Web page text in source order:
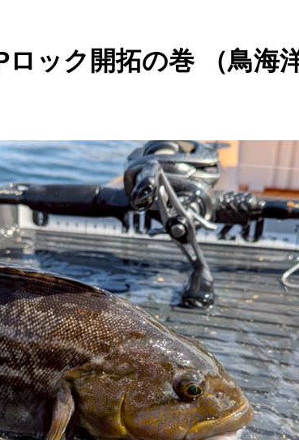
ロック開拓の巻 （鳥海洋